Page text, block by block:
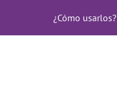
¿Cómo usarlos?